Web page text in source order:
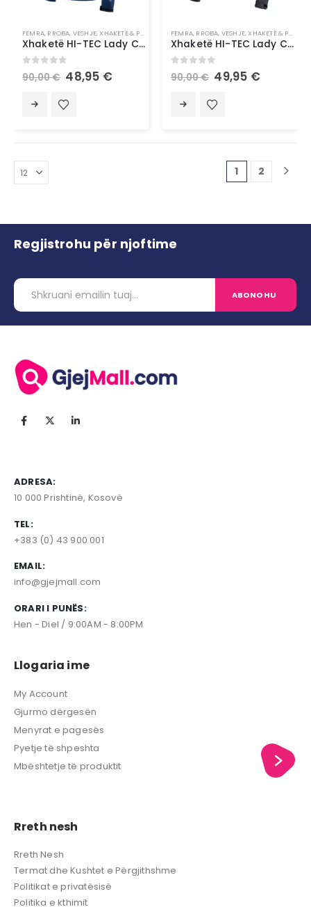
FEMRA, RROBA, VESHJE,XHAKETË & PALLTO
Xhaketë HI-TEC Lady Caria
out of 5
90,00€ 48,95 €
FEMRA, RROBA, VESHJE,XHAKETË & PALLTO
Xhaketë HI-TEC Lady Caria Ll
out of 5
90,00€ 49,95 €
1 2
Regjistrohu për njoftime
ADRESA:
10 000 Prishtinë, Kosovë
TEL:
+383 (0) 43 900 001
EMAIL:
info@gjejmall.com
ORARI I PUNËS:
Hen - Diel / 9:00AM - 8:00PM
Llogaria ime
My Account
Gjurmo dërgesën
Menyrat e pagesës
Pyetje të shpeshta
Mbështetje të produktit
Rreth nesh
Rreth Nesh
Termat dhe Kushtet e Përgjithshme
Politikat e privatësisë
Politika e kthimit